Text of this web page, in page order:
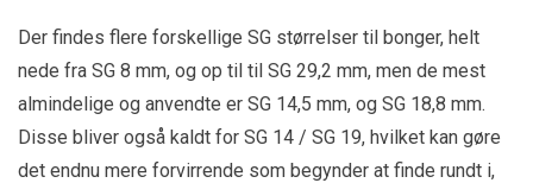
Der findes flere forskellige SG størrelser til bonger, helt
nede fra SG 8 mm, og op til til SG 29,2 mm, men de mest
almindelige og anvendte er SG 14,5 mm, og SG 18,8 mm.
Disse bliver også kaldt for SG 14 / SG 19, hvilket kan gøre
det endnu mere forvirrende som begynder at finde rundt i,